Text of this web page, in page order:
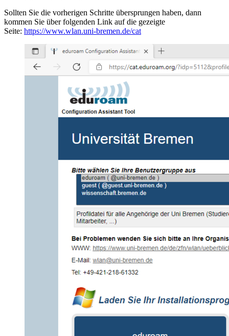
Sollten Sie die vorherigen Schritte übersprungen haben, dann
kommen Sie über folgenden Link auf die gezeigte
Seite: https://www.wlan.uni-bremen.de/cat